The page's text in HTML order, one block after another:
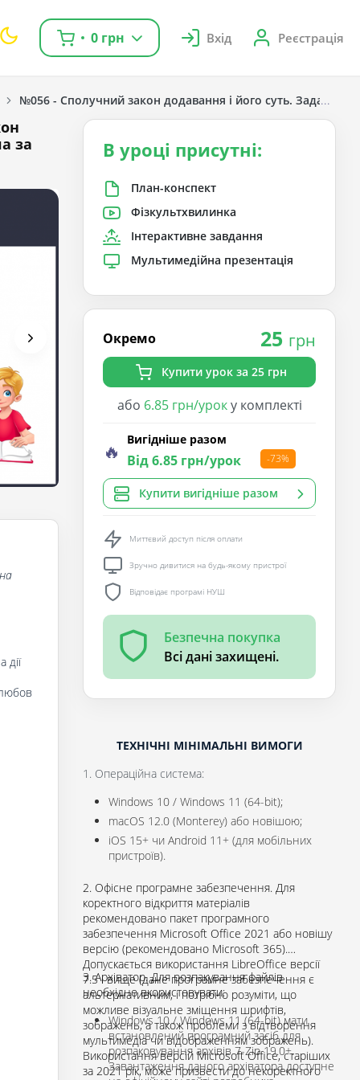
0 грн Вхід Реєстрація
№056 - Сполучний закон додавання і його суть. Задача
за
дії
В уроці присутні:
План-конспект
Фізкультхвилинка
Інтерактивне завдання
Мультимедійна презентація
Окремо 25 грн
Купити урок за 25 грн
або 6.85 грн/уроку комплекті
🔥 Вигідніше разом
Від 6.85 грн/урок -73%
Купити вигідніше разом
Миттєвий доступ після оплати
Зручно дивитися на будь-якому пристрої
Відповідає програмі НУШ
Безпечна покупка
Всі дані захищені.
ТЕХНІЧНІ МІНІМАЛЬНІ ВИМОГИ
1. Операційна система:
Windows 10 / Windows 11 (64-bit);
macOS 12.0 (Monterey) або новішою;
iOS 15+ чи Android 11+ (для мобільних
пристроїв).
2. Офісне програмне забезпечення. Для
коректного відкриття матеріалів
рекомендовано пакет програмного
забезпечення Microsoft Office 2021 або новішу
версію (рекомендовано Microsoft 365).
Допускається використання LibreOffice версії
7.5 і вище (дане програмне забезпечення є
альтернативним, і потрібно розуміти, що
можливе візуальне зміщення шрифтів,
зображень, а також проблеми з відтворення
мультимедіа чи відображенням зображень).
Використання версій Microsoft Office, старіших
за 2021 рік, може призвести до некоректного
3. Архіватор. Для розпакування файлів
необхідно вкористовувати:
Windows 10 / Windows 11 (64-bit) мати
встановлений програмний засіб для
розпаковування архівів 7-Zip 19.0+.
Завантаження даного архіватора доступне